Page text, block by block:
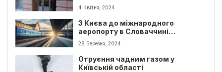
4 Квітня, 2024
З Києва до міжнародного
аеропорту в Словаччині
планують запустити поїзд
28 Березня, 2024
Отруєння чадним газом у
Київській області